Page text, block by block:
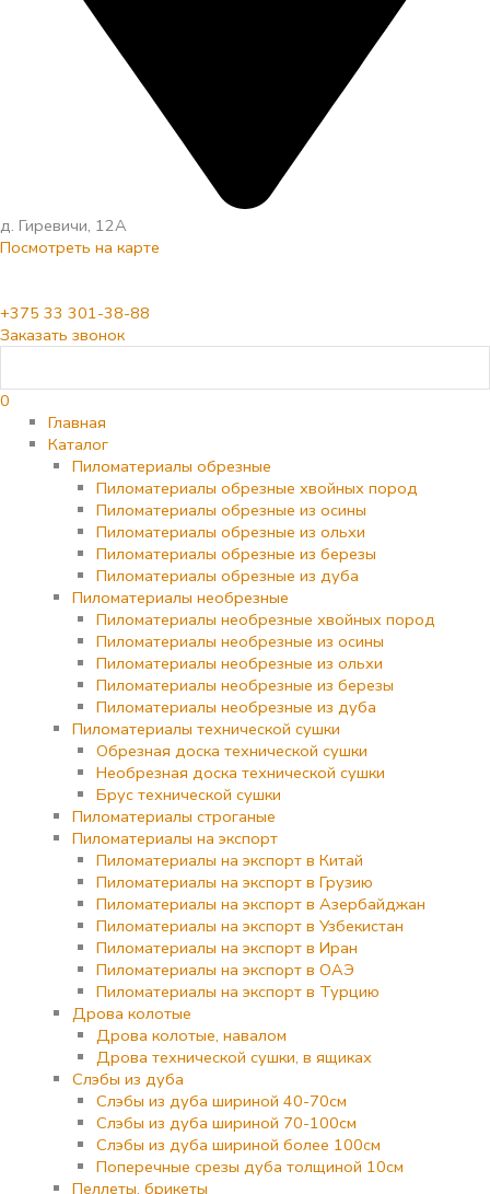
д. Гиревичи, 12А
Посмотреть на карте
+375 33 301-38-88
Заказать звонок
0
Главная
Каталог
Пиломатериалы обрезные
Пиломатериалы обрезные хвойных пород
Пиломатериалы обрезные из осины
Пиломатериалы обрезные из ольхи
Пиломатериалы обрезные из березы
Пиломатериалы обрезные из дуба
Пиломатериалы необрезные
Пиломатериалы необрезные хвойных пород
Пиломатериалы необрезные из осины
Пиломатериалы необрезные из ольхи
Пиломатериалы необрезные из березы
Пиломатериалы необрезные из дуба
Пиломатериалы технической сушки
Обрезная доска технической сушки
Необрезная доска технической сушки
Брус технической сушки
Пиломатериалы строганые
Пиломатериалы на экспорт
Пиломатериалы на экспорт в Китай
Пиломатериалы на экспорт в Грузию
Пиломатериалы на экспорт в Азербайджан
Пиломатериалы на экспорт в Узбекистан
Пиломатериалы на экспорт в Иран
Пиломатериалы на экспорт в ОАЭ
Пиломатериалы на экспорт в Турцию
Дрова колотые
Дрова колотые, навалом
Дрова технической сушки, в ящиках
Слэбы из дуба
Слэбы из дуба шириной 40-70см
Слэбы из дуба шириной 70-100см
Слэбы из дуба шириной более 100см
Поперечные срезы дуба толщиной 10см
Пеллеты, брикеты